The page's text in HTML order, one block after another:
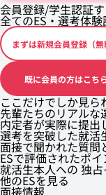
会員登録/学生認証
全てのES・選考体験
まずは新規会員登録（無
既に会員の方はこち
ここだけでしか見ら
先輩たちのリアルな
内定者が実際に提出
選考を突破した就活
面接で聞かれた質問
ESで評価されたポ
就活生本人への 独
他のESを見る
面接情報